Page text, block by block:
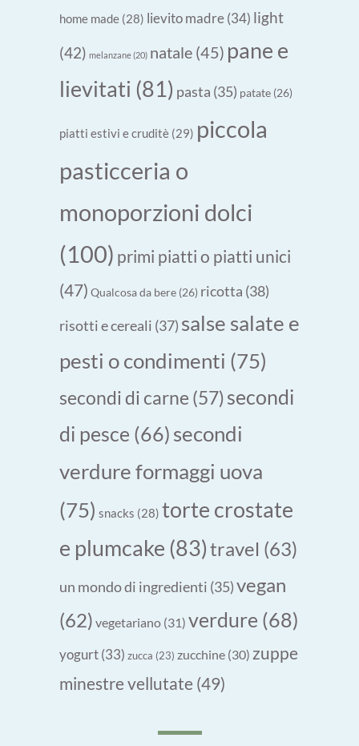
home made (28) lievito madre(34) light
(42) melanzane(20) natale (45) pane e
lievitati (81) pasta (35) patate (26)
piatti estivi e cruditè (29) piccola
pasticceria o
monoporzioni dolci
(100) primi piatti o piatti unici
(47) Qualcosa da bere (26) ricotta (38)
risotti e cereali (37) salse salate e
pesti o condimenti (75)
secondi di carne (57)secondi
di pesce (66) secondi
verdure formaggi uova
(75) snacks (28) torte crostate
e plumcake (83)travel (63)
un mondo di ingredienti (35)vegan
(62) vegetariano (31) verdure (68)
yogurt(33) zucca (23) zucchine (30) zuppe
minestre vellutate (49)